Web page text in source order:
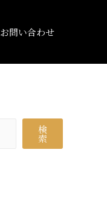
お問い合わせ
検
索